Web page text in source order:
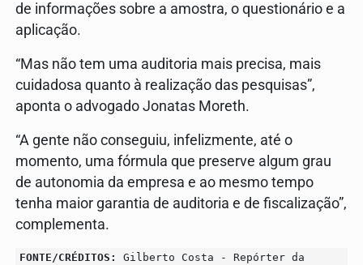
de informações sobre a amostra, o questionário e a
aplicação.
“Mas não tem uma auditoria mais precisa, mais
cuidadosa quanto à realização das pesquisas”,
aponta o advogado Jonatas Moreth.
“A gente não conseguiu, infelizmente, até o
momento, uma fórmula que preserve algum grau
de autonomia da empresa e ao mesmo tempo
tenha maior garantia de auditoria e de fiscalização”,
complementa.
FONTE/CRÉDITOS:
Gilberto Costa - Repórter da